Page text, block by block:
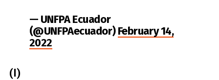
— UNFPA Ecuador
(@UNFPAecuador)February 14,
2022
(I)